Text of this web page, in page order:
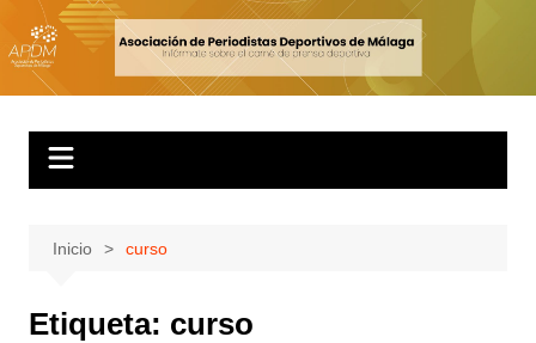
Inicio curso
Etiqueta: curso